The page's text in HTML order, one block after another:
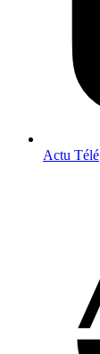
Actu Télé